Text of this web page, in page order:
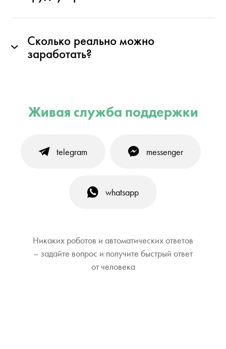
Сколько реально можно
заработать?
Живая служба поддержки
telegram messenger
whatsapp
Никаких роботов и автоматических ответов
– задайте вопрос и получите быстрый ответ
от человека